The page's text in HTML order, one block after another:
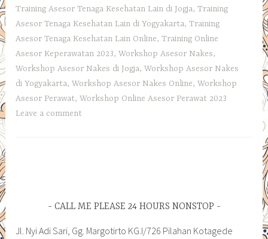
Training Asesor Tenaga Kesehatan Lain di Jogja,Training
Asesor Tenaga Kesehatan Lain di Yogyakarta,Training
Asesor Tenaga Kesehatan Lain Online,Training Online
Asesor Keperawatan 2023,Workshop Asesor Nakes,
Workshop Asesor Nakes di Jogja,Workshop Asesor Nakes
di Yogyakarta,Workshop Asesor Nakes Online,Workshop
Asesor Perawat,Workshop Online Asesor Perawat 2023
Leave a comment
CALL ME PLEASE 24 HOURS NONSTOP
Jl. Nyi Adi Sari, Gg. Margotirto KG.I/726 Pilahan Kotagede